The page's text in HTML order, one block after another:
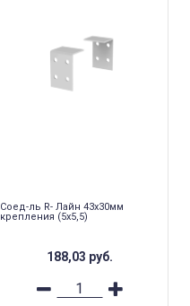
Соед-ль R- Лайн 43х30мм
крепления (5х5,5)
188,03 руб.